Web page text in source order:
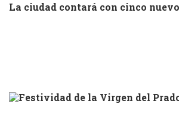
La ciudad contará con cinco